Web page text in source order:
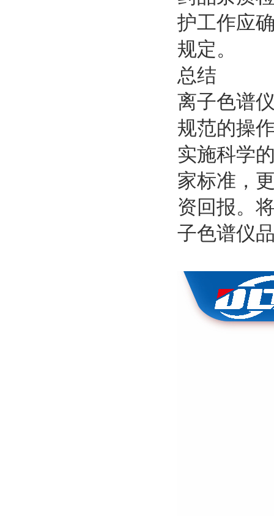
护工作应
规定。
总结
离子色谱
规范的操
实施科学
家标准，
资回报。
子色谱仪